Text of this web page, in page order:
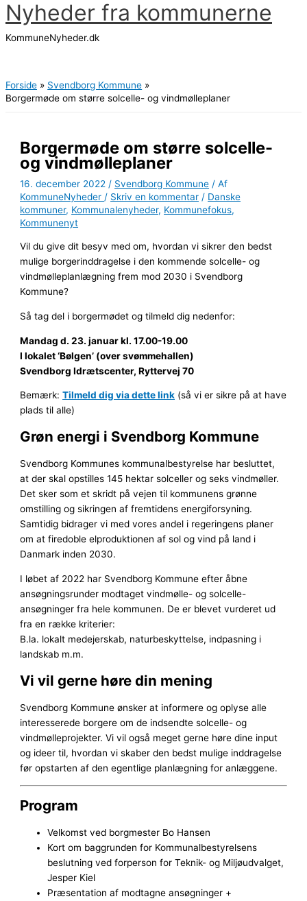
Gå
til
indholdet
Nyheder fra kommunerne
KommuneNyheder.dk
Forside
Svendborg Kommune
Borgermøde om større solcelle- og vindmølleplaner
Borgermøde om større solcelle-
og vindmølleplaner
16. december 2022 / Svendborg Kommune / Af
KommuneNyheder / Skriv en kommentar / Danske
kommuner, Kommunalenyheder, Kommunefokus,
Kommunenyt
Vil du give dit besyv med om, hvordan vi sikrer den bedst
mulige borgerinddragelse i den kommende solcelle- og
vindmølleplanlægning frem mod 2030 i Svendborg
Kommune?
Så tag del i borgermødet og tilmeld dig nedenfor:
Mandag d. 23. januar kl. 17.00-19.00
I lokalet ‘Bølgen’ (over svømmehallen)
Svendborg Idrætscenter, Ryttervej 70
Bemærk:Tilmeld dig via dette link (så vi er sikre på at have
plads til alle)
Grøn energi i Svendborg Kommune
Svendborg Kommunes kommunalbestyrelse har besluttet,
at der skal opstilles 145 hektar solceller og seks vindmøller.
Det sker som et skridt på vejen til kommunens grønne
omstilling og sikringen af fremtidens energiforsyning.
Samtidig bidrager vi med vores andel i regeringens planer
om at firedoble elproduktionen af sol og vind på land i
Danmark inden 2030.
I løbet af 2022 har Svendborg Kommune efter åbne
ansøgningsrunder modtaget vindmølle- og solcelle-
ansøgninger fra hele kommunen. De er blevet vurderet ud
fra en række kriterier:
B.la. lokalt medejerskab, naturbeskyttelse, indpasning i
landskab m.m.
Vi vil gerne høre din mening
Svendborg Kommune ønsker at informere og oplyse alle
interesserede borgere om de indsendte solcelle- og
vindmølleprojekter. Vi vil også meget gerne høre dine input
og ideer til, hvordan vi skaber den bedst mulige inddragelse
før opstarten af den egentlige planlægning for anlæggene.
Program
Velkomst ved borgmester Bo Hansen
Kort om baggrunden for Kommunalbestyrelsens
beslutning ved forperson for Teknik- og Miljøudvalget,
Jesper Kiel
Præsentation af modtagne ansøgninger +